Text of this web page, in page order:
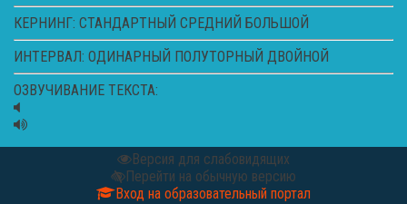
КЕРНИНГ: СТАНДАРТНЫЙ СРЕДНИЙ БОЛЬШОЙ
ИНТЕРВАЛ: ОДИНАРНЫЙ ПОЛУТОРНЫЙ ДВОЙНОЙ
ОЗВУЧИВАНИЕ ТЕКСТА:
Версия для слабовидящих
Перейти на обычную версию
Вход на образовательный портал